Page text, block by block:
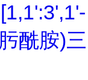
酰胺)三